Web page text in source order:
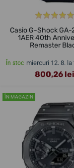
Casio G-Shock GA-
1AER 40th
Remaster
În stoc miercuri 12. 8.
800,26 lei
ÎN MAGAZIN